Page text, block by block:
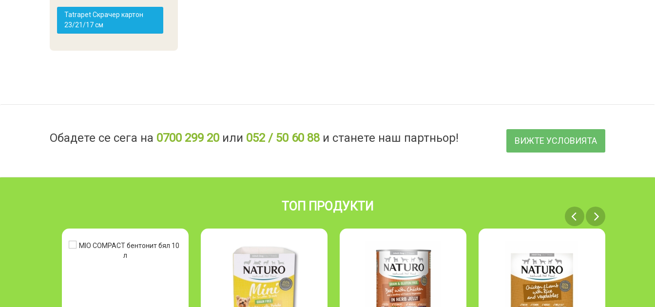
Tatrapet Скрачер картон
23/21/17 см
Обадете се сега на 0700 299 20или 052 / 50 60 88и станете наш партньор! ВИЖТЕ УСЛОВИЯТА
ТОП ПРОДУКТИ